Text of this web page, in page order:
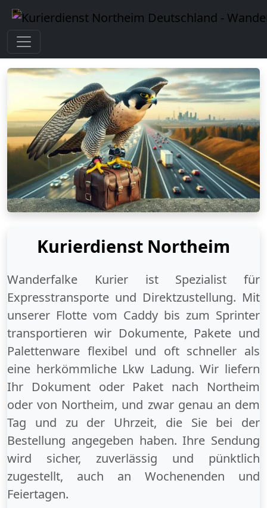
Kurierdienst Northeim
Wanderfalke Kurier ist Spezialist für
Expresstransporte und Direktzustellung. Mit
unserer Flotte vom Caddy bis zum Sprinter
transportieren wir Dokumente, Pakete und
Palettenware flexibel und oft schneller als
eine herkömmliche Lkw Ladung. Wir liefern
Ihr Dokument oder Paket nach Northeim
odervon Northeim, und zwar genau an dem
Tag und zu der Uhrzeit, die Sie bei der
Bestellung angegeben haben. Ihre Sendung
wird sicher, zuverlässig und pünktlich
zugestellt, auch an Wochenenden und
Feiertagen.